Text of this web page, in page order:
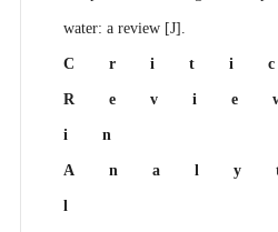
water: a review [J].
in
l